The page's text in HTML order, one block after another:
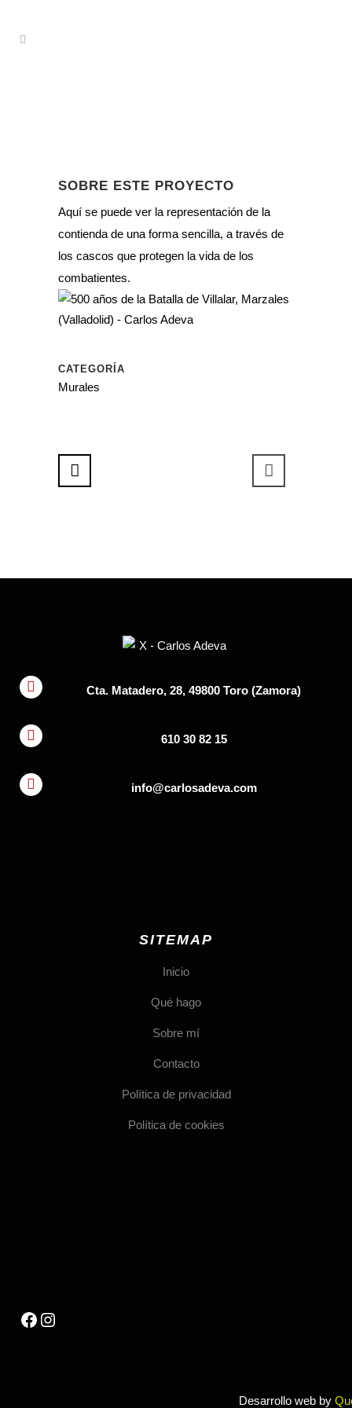
SOBRE ESTE PROYECTO
Aquí se puede ver la representación de la
contienda de una forma sencilla, a través de
los cascos que protegen la vida de los
combatientes.
CATEGORÍA
Murales
Cta. Matadero, 28, 49800 Toro (Zamora)
610 30 82 15
info@carlosadeva.com
SITEMAP
Inicio
Qué hago
Sobre mí
Contacto
Política de privacidad
Política de cookies
Facebook
Instagram
Desarrollo web by